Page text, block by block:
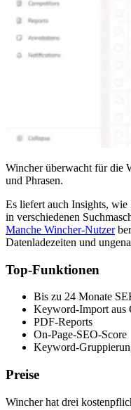
Wincher überwacht für die
und Phrasen.
Es liefert auch Insights,
in verschiedenen
Manche Wincher-Nutzer
Datenladezeiten und
Top-Funktionen
Bis zu 24 Monate
Keyword-Import aus
PDF-Reports
On-Page-SEO-Score
Keyword-
Preise
Wincher hat drei